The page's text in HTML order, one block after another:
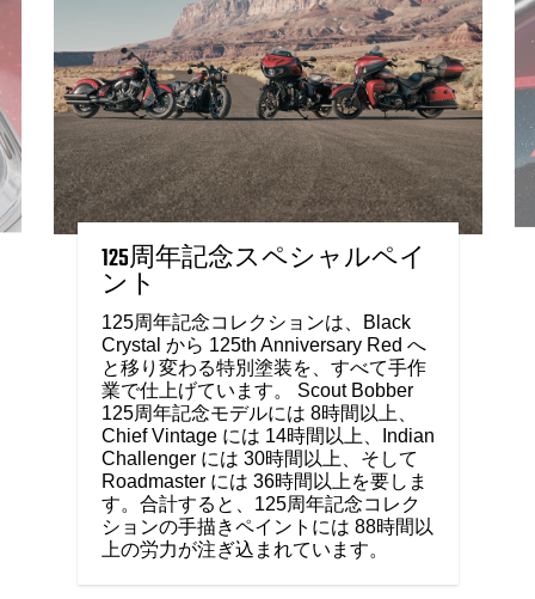
125周年記念スペシャルペイ
ント
125周年記念コレクションは、Black
Crystal から 125th Anniversary Red へ
と移り変わる特別塗装を、すべて手作
業で仕上げています。 Scout Bobber
125周年記念モデルには 8時間以上、
Chief Vintage には 14時間以上、Indian
Challenger には 30時間以上、そして
Roadmaster には 36時間以上を要しま
す。合計すると、125周年記念コレク
ションの手描きペイントには 88時間以
上の労力が注ぎ込まれています。